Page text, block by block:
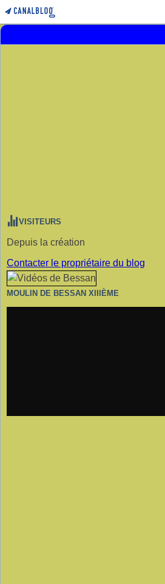
VISITEURS
Depuis la création
Contacter le propriétaire du blog
MOULIN DE BESSAN XIIIÈME